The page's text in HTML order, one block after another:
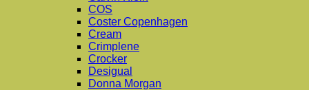
COS
Coster Copenhagen
Cream
Crimplene
Crocker
Desigual
Donna Morgan